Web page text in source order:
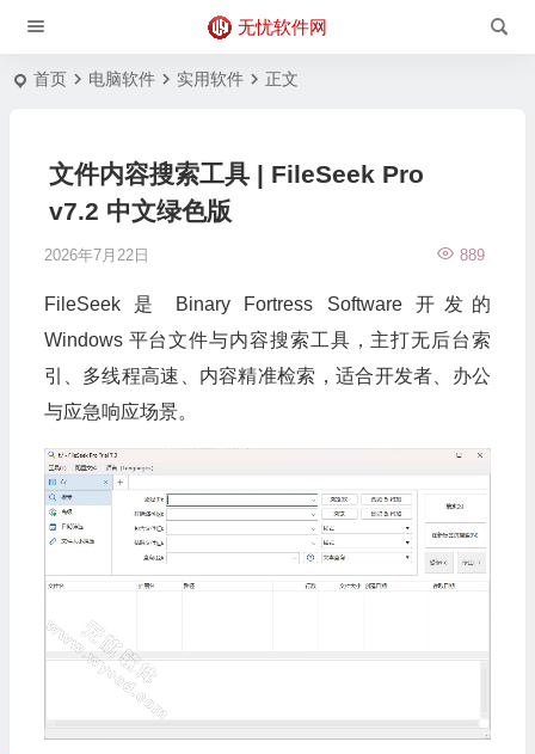
无忧软件网
首页 电脑软件 实用软件 正文
文件内容搜索工具 | FileSeek Pro
v7.2 中文绿色版
2026年7月22日 889
FileSeek 是 Binary Fortress Software 开发的
Windows 平台文件与内容搜索工具，主打无后台索
引、多线程高速、内容精准检索，适合开发者、办公
与应急响应场景。